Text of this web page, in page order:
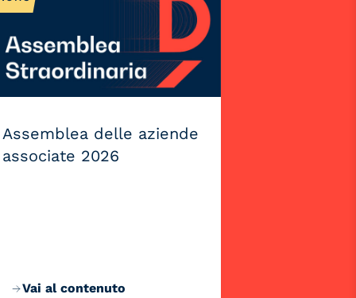
Assemblea delle aziende
associate 2026
Vai al contenuto